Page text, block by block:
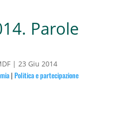
Parole
| 23 Giu 2014
|Politica e partecipazione